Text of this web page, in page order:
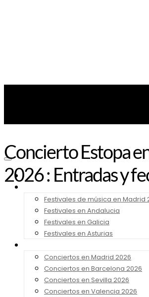
Noticias
Festivales de música en Madrid
Festivales en Andalucia
Festivales en Galicia
Festivales en Asturias
Conciertos en Madrid 2026
Conciertos en Barcelona 2026
Conciertos en Sevilla 2026
Conciertos en Valencia 2026
Concierto Estopa
2026 : Entradas y